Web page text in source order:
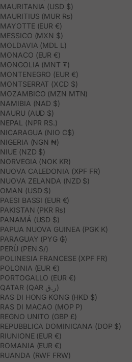
MAURITANIA (USD $)
MAURITIUS (MUR ₨)
MAYOTTE (EUR €)
MESSICO (MXN $)
MOLDAVIA (MDL L)
MONACO (EUR €)
MONGOLIA (MNT ₮)
MONTENEGRO (EUR €)
MONTSERRAT (XCD $)
MOZAMBICO (MZN MTN)
NAMIBIA (NAD $)
NAURU (AUD $)
NEPAL (NPR RS.)
NICARAGUA (NIO C$)
NIGERIA (NGN ₦)
NIUE (NZD $)
NORVEGIA (NOK KR)
NUOVA CALEDONIA (XPF FR)
NUOVA ZELANDA (NZD $)
OMAN (USD $)
PAESI BASSI (EUR €)
PAKISTAN (PKR ₨)
PANAMÁ (USD $)
PAPUA NUOVA GUINEA (PGK K)
PARAGUAY (PYG ₲)
PERÙ (PEN S/)
POLINESIA FRANCESE (XPF FR)
POLONIA (EUR €)
PORTOGALLO (EUR €)
QATAR (QAR ر.ق)
RAS DI HONG KONG (HKD $)
RAS DI MACAO (MOP P)
REGNO UNITO (GBP £)
REPUBBLICA DOMINICANA (DOP $)
RIUNIONE (EUR €)
ROMANIA (EUR €)
RUANDA (RWF FRW)